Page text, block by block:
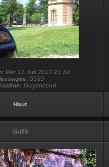
Mer 17 Juil 2013 21:44
5565
Guyancourt
Haut
did88